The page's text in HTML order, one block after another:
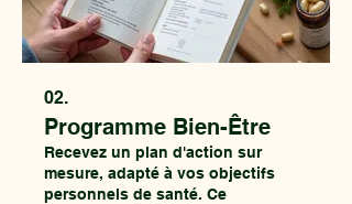
02.
Programme Bien-Être
Recevez un plan d'action sur
mesure, adapté à vos objectifs
personnels de santé. Ce